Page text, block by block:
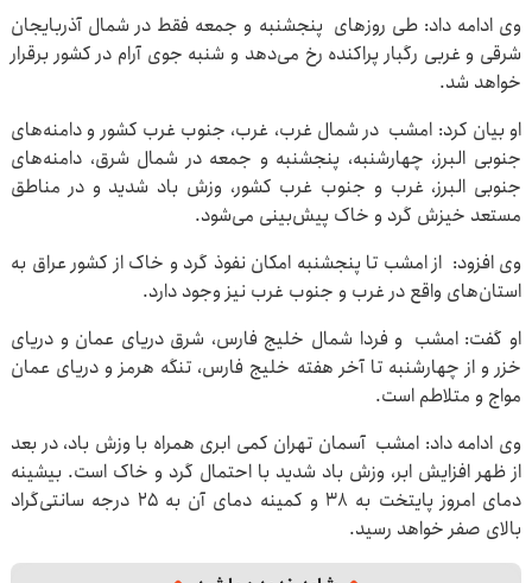
وی ادامه داد: طی روزهای پنجشنبه و جمعه فقط در شمال آذربایجان
شرقی و غربی رگبار پراکنده رخ می‌دهد و شنبه جوی آرام در کشور برقرار
خواهد شد.
او بیان کرد: امشب در شمال غرب، غرب، جنوب غرب کشور و دامنه‌های
جنوبی البرز، چهارشنبه، پنجشنبه و جمعه در شمال شرق، دامنه‌های
جنوبی البرز، غرب و جنوب غرب کشور، وزش باد شدید و در مناطق
مستعد خیزش گرد و خاک پیش‌بینی می‌شود.
وی افزود: از امشب تا پنجشنبه امکان نفوذ گرد و خاک از کشور عراق به
استان‌های واقع در غرب و جنوب غرب نیز وجود دارد.
او گفت: امشب و فردا شمال خلیج فارس، شرق دریای عمان و دریای
خزر و از چهارشنبه تا آخر هفته خلیج فارس، تنگه هرمز و دریای عمان
مواج و متلاطم است.
وی ادامه داد: امشب آسمان تهران کمی ابری همراه با وزش باد، در بعد
از ظهر افزایش ابر، وزش باد شدید با احتمال گرد و خاک است. بیشینه
دمای امروز پایتخت به ۳۸ و کمینه دمای آن به ۲۵ درجه سانتی‌گراد
بالای صفر خواهد رسید.